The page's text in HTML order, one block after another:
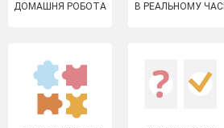
ДОМАШНЯ РОБОТА В РЕАЛЬНОМУ ЧАСІ